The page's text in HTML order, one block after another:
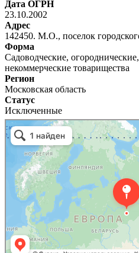
Дата ОГРН
23.10.2002
Адрес
142450. М.О., поселок
Форма
Садоводческие,
некоммерческие товарищества
Регион
Московская область
Статус
Исключенные